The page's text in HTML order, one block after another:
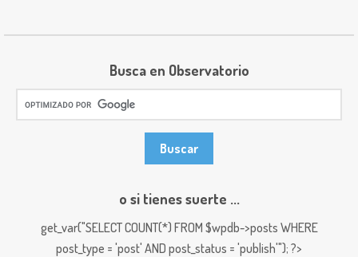
Busca en Observatorio
o si tienes suerte ...
get_var("SELECT COUNT(*) FROM $wpdb->posts WHERE
post_type = 'post' AND post_status = 'publish'"); ?>